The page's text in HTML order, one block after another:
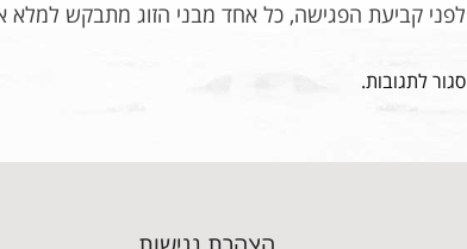
לפני קביעת הפגישה, כל אחד מבני הזוג מתבקש למלא
סגור לתגובות.